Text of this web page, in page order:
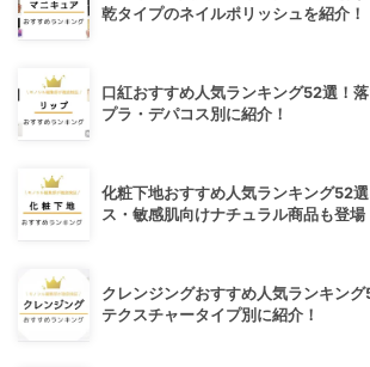
乾タイプのネイルポリッシュを紹介！
口紅おすすめ人気ランキング52選！
プラ・デパコス別に紹介！
化粧下地おすすめ人気ランキング52
ス・敏感肌向けナチュラル商品も登場
クレンジングおすすめ人気ランキン
テクスチャータイプ別に紹介！